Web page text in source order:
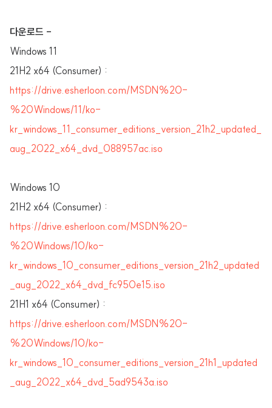
다운로드 -
Windows 11
21H2 x64 (Consumer) :
https://drive.esherloon.com/MSDN%20-
%20Windows/11/ko-
kr_windows_11_consumer_editions_version_21h2_updated_
aug_2022_x64_dvd_088957ac.iso
Windows 10
21H2 x64 (Consumer) :
https://drive.esherloon.com/MSDN%20-
%20Windows/10/ko-
kr_windows_10_consumer_editions_version_21h2_updated
_aug_2022_x64_dvd_fc950e15.iso
21H1 x64 (Consumer) :
https://drive.esherloon.com/MSDN%20-
%20Windows/10/ko-
kr_windows_10_consumer_editions_version_21h1_updated
_aug_2022_x64_dvd_5ad9543a.iso